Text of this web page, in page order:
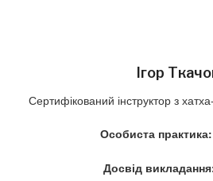
Ігор
Сертифікований інструктор з
Особиста практика:
Досвід